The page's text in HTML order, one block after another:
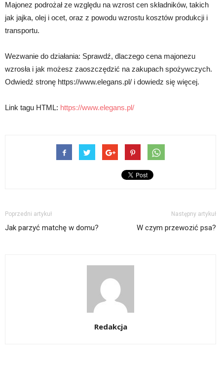
Majonez podrożał ze względu na wzrost cen składników, takich
jak jajka, olej i ocet, oraz z powodu wzrostu kosztów produkcji i
transportu.
Wezwanie do działania: Sprawdź, dlaczego cena majonezu
wzrosła i jak możesz zaoszczędzić na zakupach spożywczych.
Odwiedź stronę https://www.elegans.pl/ i dowiedz się więcej.
Link tagu HTML: https://www.elegans.pl/
Poprzedni artykuł
Jak parzyć matchę w domu?
Następny artykuł
W czym przewozić psa?
Redakcja